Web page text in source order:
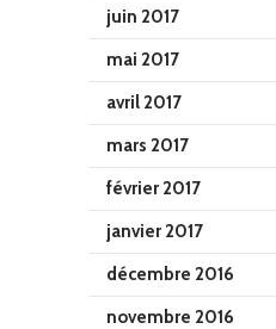
juin 2017
mai 2017
avril 2017
mars 2017
février 2017
janvier 2017
décembre 2016
novembre 2016